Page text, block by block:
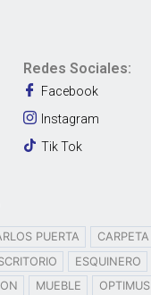
Redes Sociales:
Facebook
Instagram
Tik Tok
PUERTA CARPETA
ESQUINERO
MUEBLE OPTIMUS